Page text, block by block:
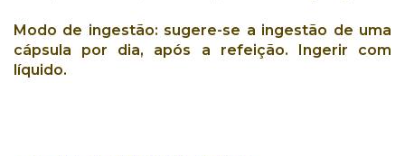
Modo de ingestão: sugere-se a ingestão de uma
cápsula por dia, após a refeição. Ingerir com
líquido.